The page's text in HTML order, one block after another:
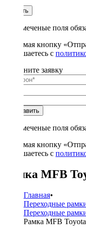
Купить
* - отмеченые поля
Нажимая кнопку
соглашаетесь с
Заполните заявку
Отправить
* - отмеченые поля
Нажимая кнопку
соглашаетесь с
Рамка MFB
Главная•
Переходные
Переходные
Рамка MFB